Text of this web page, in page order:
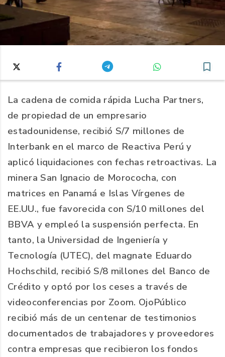
La cadena de comida rápida Lucha Partners,
de propiedad de un empresario
estadounidense, recibió S/7 millones de
Interbank en el marco de Reactiva Perú y
aplicó liquidaciones con fechas retroactivas. La
minera San Ignacio de Morococha, con
matrices en Panamá e Islas Vírgenes de
EE.UU., fue favorecida con S/10 millones del
BBVA y empleó la suspensión perfecta. En
tanto, la Universidad de Ingeniería y
Tecnología (UTEC), del magnate Eduardo
Hochschild, recibió S/8 millones del Banco de
Crédito y optó por los ceses a través de
videoconferencias por Zoom. OjoPúblico
recibió más de un centenar de testimonios
documentados de trabajadores y proveedores
contra empresas que recibieron los fondos